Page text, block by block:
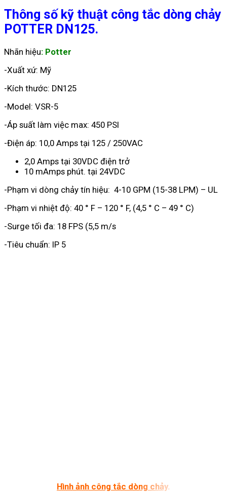
Thông số kỹ thuật công tắc dòng chảy
POTTER DN125.
Nhãn hiệu: Potter
-Xuất xứ: Mỹ
-Kích thước: DN125
-Model: VSR-5
-Áp suất làm việc max: 450 PSI
-Điện áp: 10,0 Amps tại 125 / 250VAC
2,0 Amps tại 30VDC điện trở
10 mAmps phút. tại 24VDC
-Phạm vi dòng chảy tín hiệu: 4-10 GPM (15-38 LPM) – UL
-Phạm vi nhiệt độ: 40 ° F – 120 ° F, (4,5 ° C – 49 ° C)
-Surge tối đa: 18 FPS (5,5 m/s
-Tiêu chuẩn: IP 5
Hình ảnh công tắc dòng chảy.